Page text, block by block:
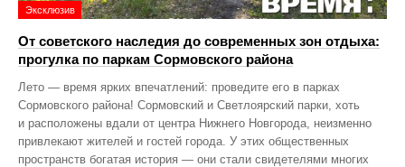
Эксклюзив
От советского наследия до современных зон отдыха:
прогулка по паркам Сормовского района
Лето — время ярких впечатлений: проведите его в парках
Сормовского района! Сормовский и Светлоярский парки, хоть
и расположены вдали от центра Нижнего Новгорода, неизменно
привлекают жителей и гостей города. У этих общественных
пространств богатая история — они стали свидетелями многих